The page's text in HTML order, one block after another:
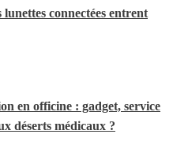
connectées entrent
en officine : gadget, service
déserts médicaux ?